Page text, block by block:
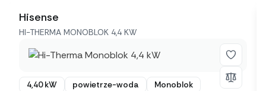
Hisense
HI-THERMA MONOBLOK 4,4 KW
4,40 kW powietrze-woda
Monoblok